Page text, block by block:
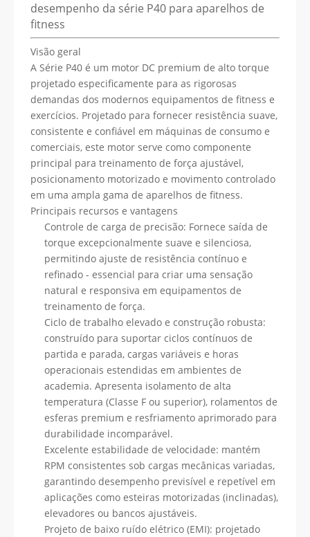
desempenho da série P40 para aparelhos de
fitness
Visão geral
A Série P40 é um motor DC premium de alto torque
projetado especificamente para as rigorosas
demandas dos modernos equipamentos de fitness e
exercícios. Projetado para fornecer resistência suave,
consistente e confiável em máquinas de consumo e
comerciais, este motor serve como componente
principal para treinamento de força ajustável,
posicionamento motorizado e movimento controlado
em uma ampla gama de aparelhos de fitness.
Principais recursos e vantagens
Controle de carga de precisão: Fornece saída de
torque excepcionalmente suave e silenciosa,
permitindo ajuste de resistência contínuo e
refinado - essencial para criar uma sensação
natural e responsiva em equipamentos de
treinamento de força.
Ciclo de trabalho elevado e construção robusta:
construído para suportar ciclos contínuos de
partida e parada, cargas variáveis ​​e horas
operacionais estendidas em ambientes de
academia. Apresenta isolamento de alta
temperatura (Classe F ou superior), rolamentos de
esferas premium e resfriamento aprimorado para
durabilidade incomparável.
Excelente estabilidade de velocidade: mantém
RPM consistentes sob cargas mecânicas variadas,
garantindo desempenho previsível e repetível em
aplicações como esteiras motorizadas (inclinadas),
elevadores ou bancos ajustáveis.
Projeto de baixo ruído elétrico (EMI): projetado